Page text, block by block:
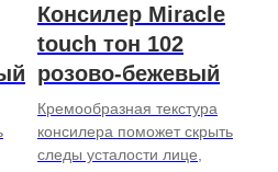
Консилер Miracle
touch тон 102
розово-бежевый
Кремообразная текстура
консилера поможет скрыть
следы усталости лице,